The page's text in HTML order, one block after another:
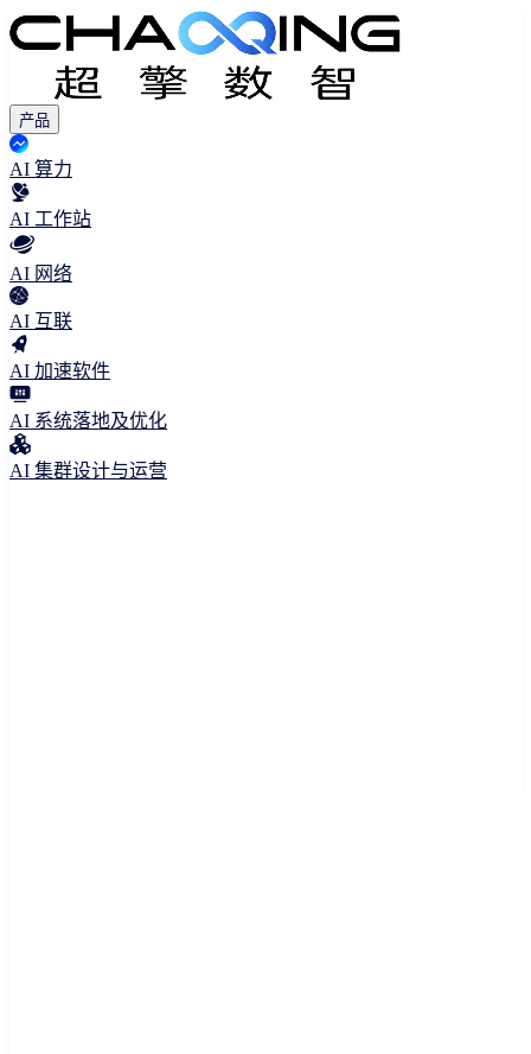
产品
AI 算力
AI 工作站
AI 网络
AI 互联
AI 加速软件
AI 系统落地及优化
AI 集群设计与运营